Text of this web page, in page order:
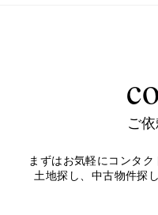
ご
まずはお気軽にコンタク
土地探し、中古物件探